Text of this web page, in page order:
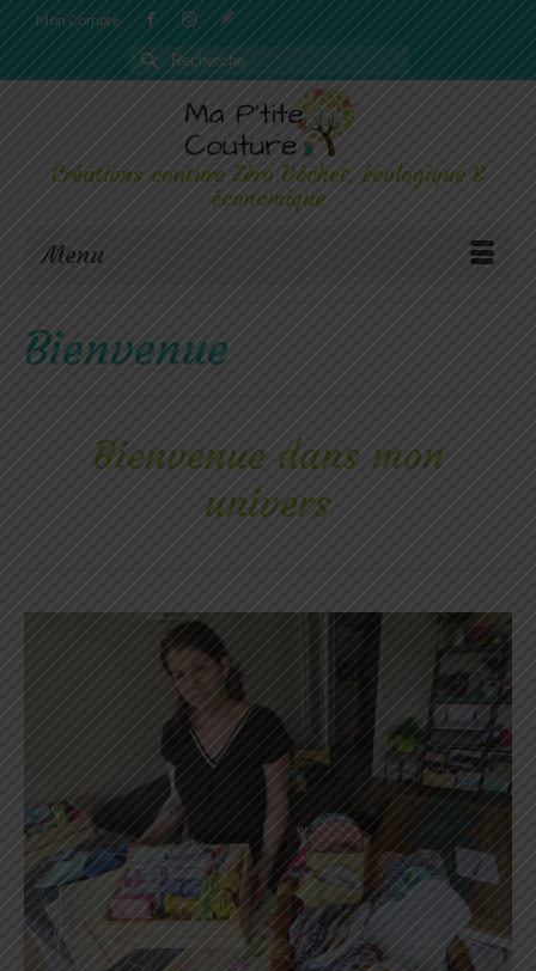
Mon Compte
Rechercher :
Créations couture Zéro Déchet, écologique &
économique
Menu
Bienvenue
Bienvenue dans mon
univers